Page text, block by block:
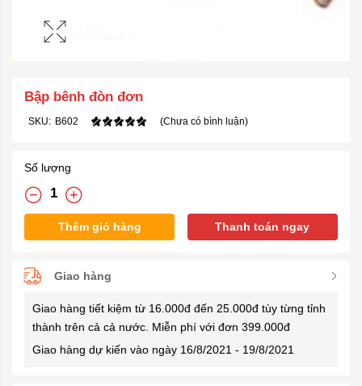
Bập bênh đòn đơn
SKU: B602 (Chưa có bình luận)
Số lượng
Thêm giỏ hàng Thanh toán ngay
Giao hàng
Giao hàng tiết kiệm từ 16.000đ đến 25.000đ tùy từng tỉnh
thành trên cả cả nước. Miễn phí với đơn 399.000đ
Giao hàng dự kiến vào ngày 16/8/2021 - 19/8/2021